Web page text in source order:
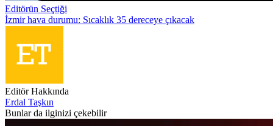
Editörün Seçtiği
İzmir hava durumu: Sıcaklık 35 dereceye çıkacak
Editör Hakkında
Erdal Taşkın
Bunlar da ilginizi çekebilir